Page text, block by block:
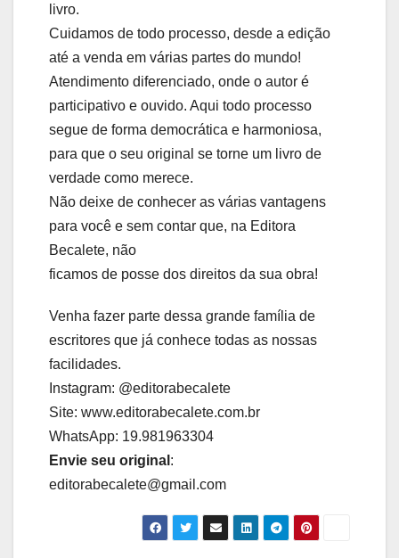
livro.
Cuidamos de todo processo, desde a edição
até a venda em várias partes do mundo!
Atendimento diferenciado, onde o autor é
participativo e ouvido. Aqui todo processo
segue de forma democrática e harmoniosa,
para que o seu original se torne um livro de
verdade como merece.
Não deixe de conhecer as várias vantagens
para você e sem contar que, na Editora
Becalete, não
ficamos de posse dos direitos da sua obra!
Venha fazer parte dessa grande família de
escritores que já conhece todas as nossas
facilidades.
Instagram: @editorabecalete
Site: www.editorabecalete.com.br
WhatsApp: 19.981963304
Envie seu original :
editorabecalete@gmail.com